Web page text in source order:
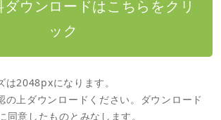
ウンロードはこちらをクリ
ック
2048pxになります。
の上ダウンロードください。ダウンロード
同意したものとみなします。